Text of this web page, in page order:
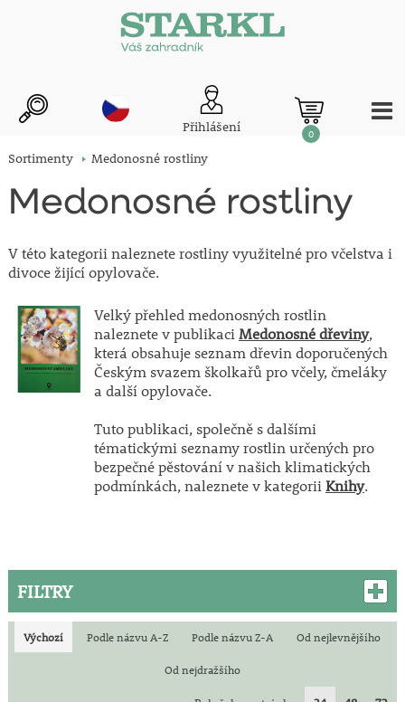
Přihlášení 0
Sortimenty Medonosné rostliny
Medonosné rostliny
V této kategorii naleznete rostliny využitelné pro včelstva i
divoce žijící opylovače.
Velký přehled medonosných rostlin
naleznete v publikaciMedonosné dřeviny,
která obsahuje seznam dřevin doporučených
Českým svazem školkařů pro včely, čmeláky
a další opylovače.
Tuto publikaci, společně s dalšími
tématickými seznamy rostlin určených pro
bezpečné pěstování v našich klimatických
podmínkách, naleznete v kategoriiKnihy.
FILTRY
Výchozí Podle názvu A-Z Podle názvu Z-A Od nejlevnějšího
Od nejdražšího